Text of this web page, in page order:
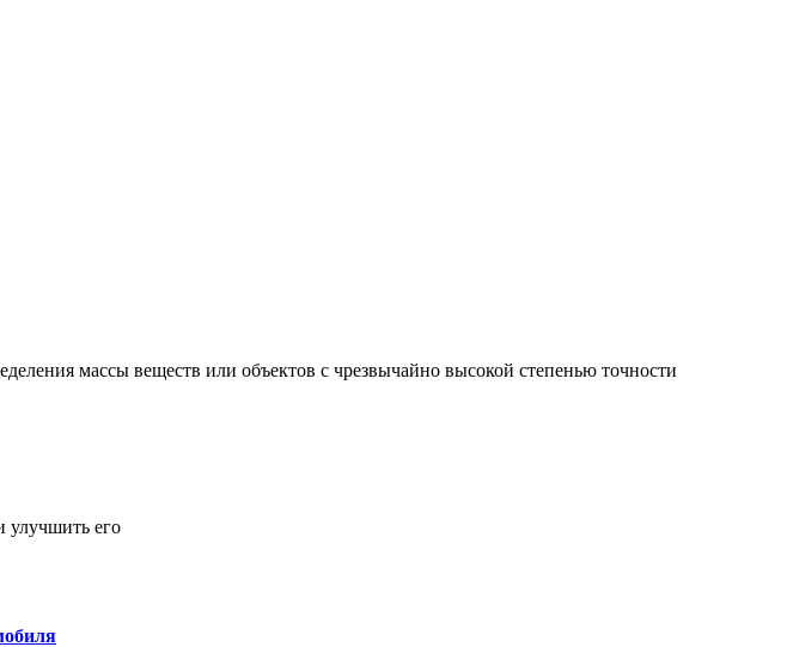
массы веществ или объектов с чрезвычайно высокой степенью точности
улучшить его